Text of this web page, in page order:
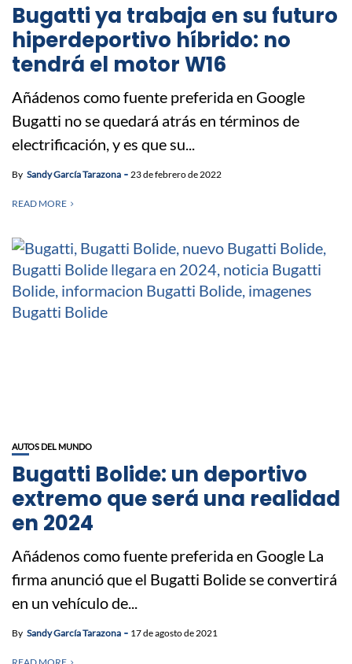
Bugatti ya trabaja en su futuro
hiperdeportivo híbrido: no
tendrá el motor W16
Añádenos como fuente preferida en Google
Bugatti no se quedará atrás en términos de
electrificación, y es que su...
By Sandy García Tarazona 23 de febrero de 2022
READ MORE
AUTOS DEL MUNDO
Bugatti Bolide: un deportivo
extremo que será una realidad
en 2024
Añádenos como fuente preferida en Google La
firma anunció que el Bugatti Bolide se convertirá
en un vehículo de...
By Sandy García Tarazona 17 de agosto de 2021